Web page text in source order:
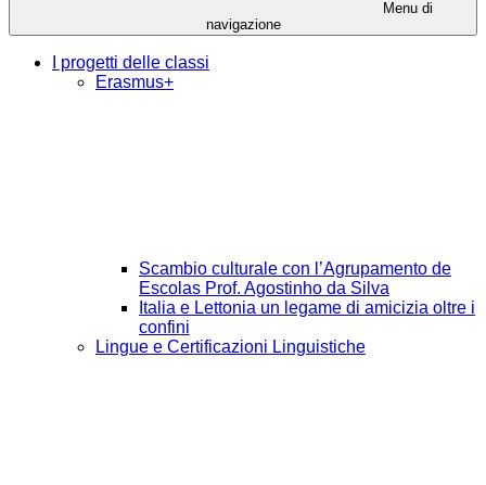
Menu di
navigazione
I progetti delle classi
Erasmus+
Scambio culturale con l’Agrupamento de
Escolas Prof. Agostinho da Silva
Italia e Lettonia un legame di amicizia oltre i
confini
Lingue e Certificazioni Linguistiche